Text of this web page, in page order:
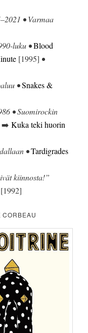
• Varmaa
luku •Blood
[1995] •
•Snakes &
• Suomirockin
➡️Kuka teki huorin
•Tardigrades
kiinnosta!”
[1992]
CORBEAU